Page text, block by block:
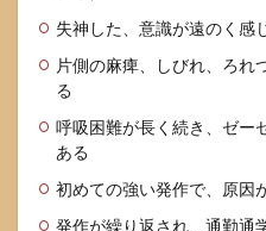
と相
談先
受診
先の
選び
方
（心
療内
失神した、意識が遠のく感
片側の麻痺、しびれ、ろれ
る
呼吸困難が長く続き、ゼー
ある
初めての強い発作で、原因
発作が繰り返され、通勤通